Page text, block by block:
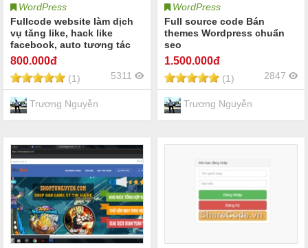
WordPress
Fullcode website làm dịch
vụ tăng like, hack like
facebook, auto tương tác
like fanpage facebook
800.000đ
(1) 5311
Trương Nguyễn
WordPress
Full source code Bán
themes Wordpress chuẩn
seo
1.500.000đ
(1) 2847
Trương Nguyễn